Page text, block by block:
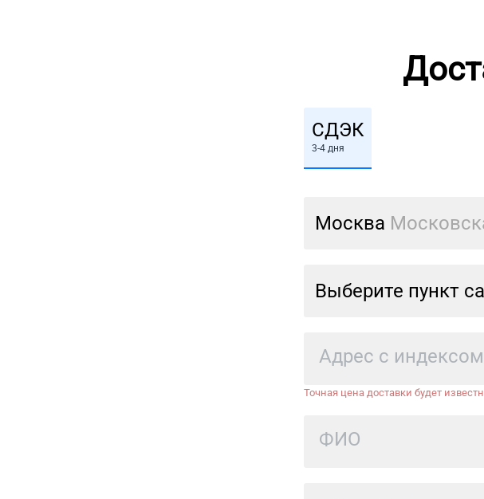
СДЭК
3-4 дня
Москва
Выберите пункт
Точная цена доставки будет